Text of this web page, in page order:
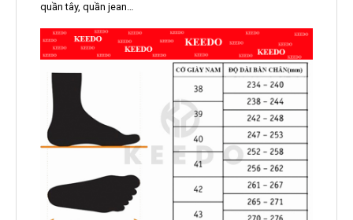
quần tây, quần jean…